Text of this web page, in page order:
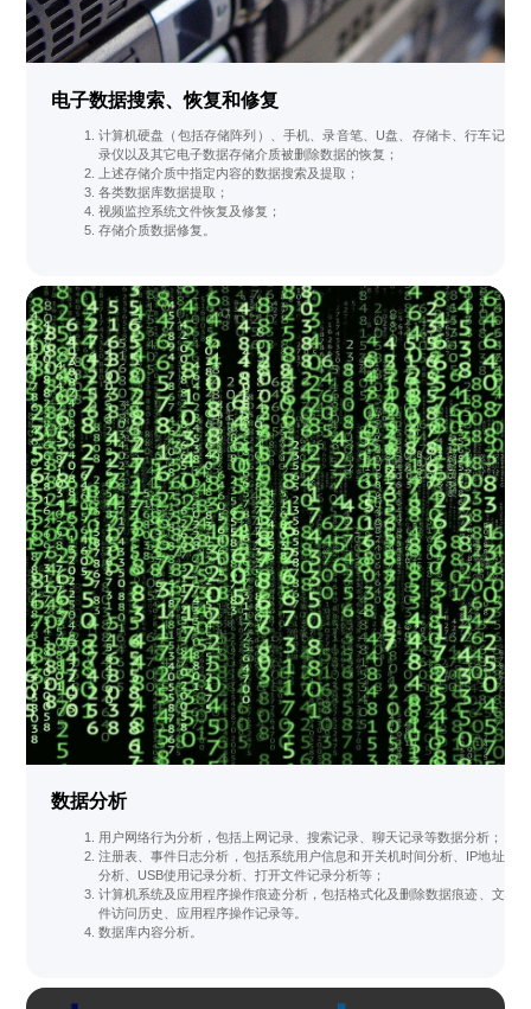
电子数据搜索、恢复和修复
计算机硬盘（包括存储阵列）、手机、录音笔、U盘、存储卡、行车记
录仪以及其它电子数据存储介质被删除数据的恢复；
上述存储介质中指定内容的数据搜索及提取；
各类数据库数据提取；
视频监控系统文件恢复及修复；
存储介质数据修复。
数据分析
用户网络行为分析，包括上网记录、搜索记录、聊天记录等数据分析；
注册表、事件日志分析，包括系统用户信息和开关机时间分析、IP地址
分析、USB使用记录分析、打开文件记录分析等；
计算机系统及应用程序操作痕迹分析，包括格式化及删除数据痕迹、文
件访问历史、应用程序操作记录等。
数据库内容分析。